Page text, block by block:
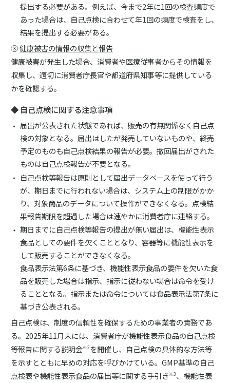
提出する必要がある。例えば、今まで2年に1回の検査頻度で
あった場合は、自己点検に合わせて年1回の頻度で検査をし、
結果を提出する必要がある。
③健康被害の情報の収集と報告
健康被害が発生した場合、消費者や医療従事者からその情報を
収集し、適切に消費者庁長官や都道府県知事等に提供している
かを確認する。
◆ 自己点検に関する注意事項
届出が公表された状態であれば、販売の有無関係なく自己点
検の対象となる。届出はしたが発売していないものや、終売
予定のものも自己点検結果の報告が必要。撤回届出がされた
ものは自己点検報告が不要となる。
自己点検等報告は原則として届出データベースを使って行う
が、期日までに行われない場合は、システム上の制限がかか
り、対象商品のデータについて操作ができなくなる。点検結
果報告期限を超過した場合は速やかに消費者庁に連絡する。
期日までに自己点検等報告の提出が無い届出は、機能性表示
食品としての要件を欠くこととなり、容器等に機能性表示を
して販売することができなくなる。
食品表示法第6条に基づき、機能性表示食品の要件を欠いた食
品を販売した場合は指示、指示に従わない場合は命令を受け
ることとなる。指示または命令については食品表示法第7条に
基づき公表される。
自己点検は、制度の信頼性を確保するための事業者の責務であ
る。2025年11月末には、消費者庁が機能性表示食品の自己点検
等報告に関する説明会※2を開催し、自己点検の具体的な方法等
を示すとともに早めの対応を呼びかけている。GMP基準の自己
点検表や機能性表示食品の届出等に関する手引き※3、機能性表